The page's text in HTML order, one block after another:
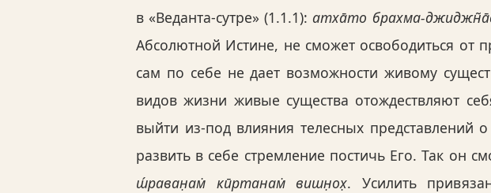
в «Веданта-сутре» (1.1.1):атха̄то брахма-
Абсолютной Истине, не сможет освободиться от
сам по себе не дает возможности живому
видов жизни живые существа отождествляют
выйти из-под влияния телесных представлений
развить в себе стремление постичь Его. Так он
ш́раван̣ам̇ кӣртанам̇ вишн̣ох̣. Усилить